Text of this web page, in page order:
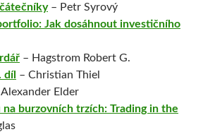
– Petr Syrový
Jak dosáhnout investičního
– Hagstrom Robert G.
díl – Christian Thiel
Alexander Elder
na burzovních trzích: Trading in the